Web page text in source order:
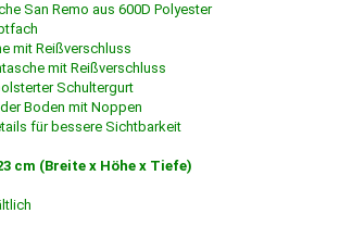
San Remo aus 600D Polyester
mit Reißverschluss
mit Reißverschluss
Schultergurt
Boden mit Noppen
für bessere Sichtbarkeit
cm (Breite x Höhe x Tiefe)